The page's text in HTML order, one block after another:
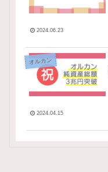
2024.06.23
オルカン
2024.04.15